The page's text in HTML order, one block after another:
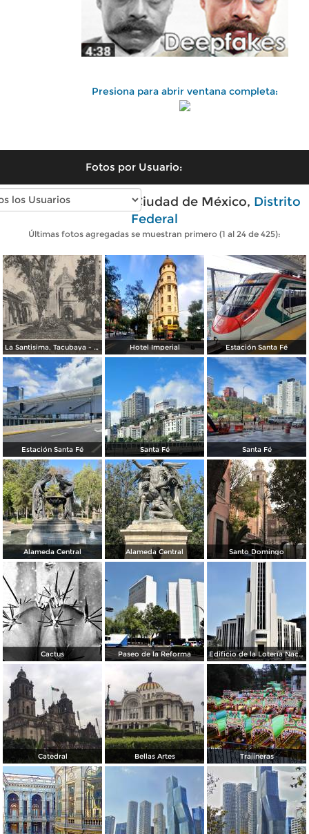
Presiona para abrir ventana completa:
Fotos por Usuario:
Fotos modernas de Ciudad de México, Distrito
Federal
Últimas fotos agregadas se muestran primero (1 al 24 de 425):
La Santisima, Tacubaya - México Hotel Imperial Estación Santa Fé
Estación Santa Fé Santa Fé Santa Fé
Alameda Central Alameda Central Santo Domingo
Cactus Paseo de la Reforma Edificio de la Lotería Nacional
Catedral Bellas Artes Trajineras